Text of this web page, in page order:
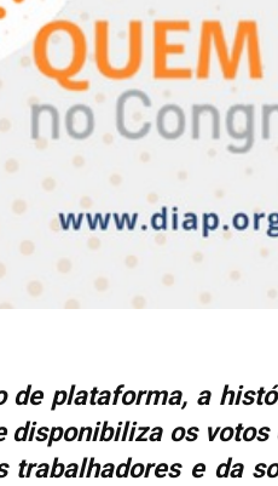
de plataforma, a
disponibiliza os
trabalhadores e da